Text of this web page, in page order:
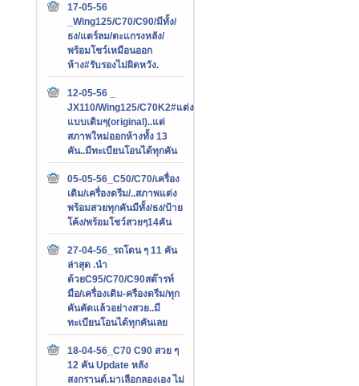
17-05-56
_Wing125/C70/C90/มีทั้ง/
ธง/แตร์ลม/ตะแกรงหลัง/
พร้อมโชว์เหมือนออก
ห้าง#รับรองไม่ผิดหวัง.
12-05-56 _
JX110/Wing125/C70K2#แต่ง
แบบเดิมๆ(original)..แต่
สภาพใหม่ออกห้างทั้ง 13
คัน..มีทะเบียนโอนได้ทุกคัน
05-05-56_C50/C70/เครื่อง
เดิม/เครื่องดรีม/..สภาพแต่ง
พร้อมสวยทุกคันมีทั้ง/ธง/ป้าย
โค้ง/พร้อมโชว์สวยๆ14คัน
27-04-56_รถโดน ๆ 11 คัน
ล่าสุด .นำ
ด้วยC95/C70/C90สต๊ารท์
มือ/เครื่องเดิม-ครืองดรีม/ทุก
คันคัดแล้วอย่างสวย..มี
ทะเบียนโอนได้ทุกคันเลย
18-04-56_C70 C90 สวย ๆ
12 คัน Update หลัง
สงกรานต์.มาเลือกลองเอง ไม่